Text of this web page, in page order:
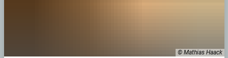
© Mathias Haack